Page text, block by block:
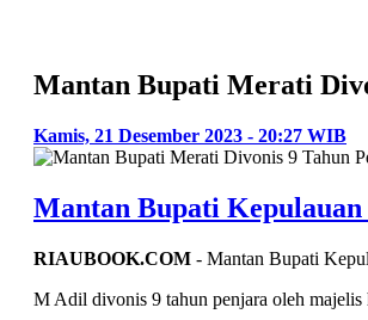
Mantan Bupati Merati
Kamis, 21 Desember 2023 - 20:27 WIB
Mantan Bupati
RIAUBOOK.COM - Mantan Bupati
M Adil divonis 9 tahun penjara oleh